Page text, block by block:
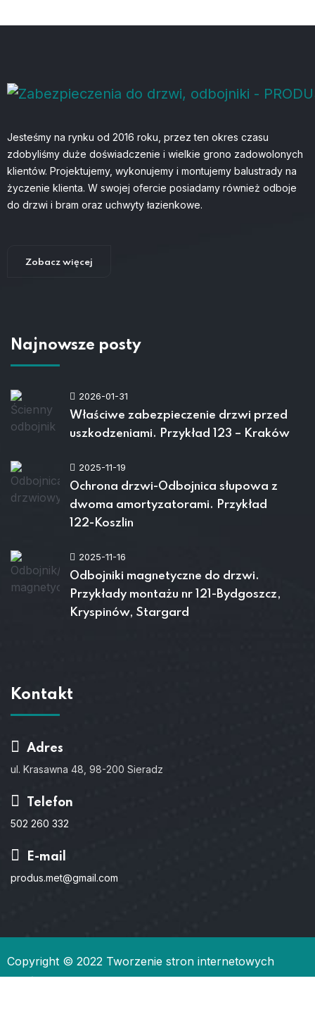
Jesteśmy na rynku od 2016 roku, przez ten okres czasu
zdobyliśmy duże doświadczenie i wielkie grono zadowolonych
klientów. Projektujemy, wykonujemy i montujemy balustrady na
życzenie klienta. W swojej ofercie posiadamy również odboje
do drzwi i bram oraz uchwyty łazienkowe.
Zobacz więcej
Najnowsze posty
2026-01-31
Właściwe zabezpieczenie drzwi przed
uszkodzeniami. Przykład 123 – Kraków
2025-11-19
Ochrona drzwi-Odbojnica słupowa z
dwoma amortyzatorami. Przykład
122-Koszlin
2025-11-16
Odbojniki magnetyczne do drzwi.
Przykłady montażu nr 121-Bydgoszcz,
Kryspinów, Stargard
Kontakt
Adres
ul. Krasawna 48, 98-200 Sieradz
Telefon
502 260 332
E-mail
produs.met@gmail.com
Copyright © 2022 Tworzenie stron internetowych
Gdańsk